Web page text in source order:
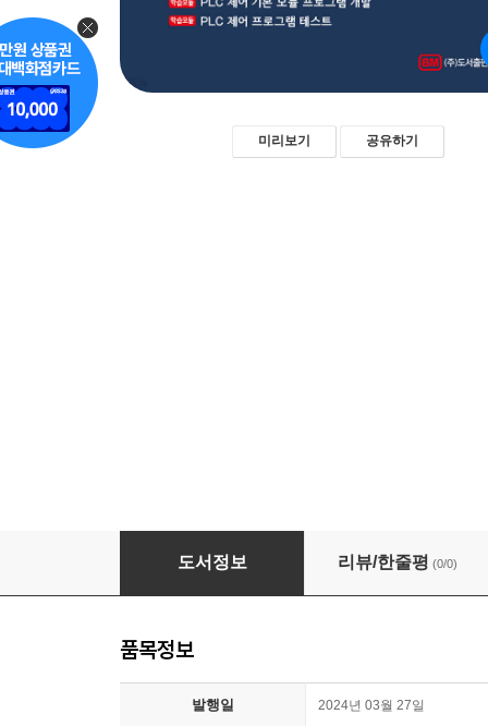
미리보기 공유하기
PLC 제어기술
도서정보 리뷰/한줄평 (0/0)
품목정보
발행일 2024년 03월 27일